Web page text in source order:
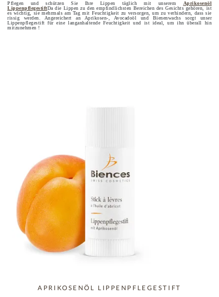
Pflegen und schützen Sie Ihre Lippen täglich mit unserem Aprikosenöl
LippenpflegestiftDa die Lippen zu den empfindlichsten Bereichen des Gesichts gehören, ist
es wichtig, sie mehrmals am Tag mit Feuchtigkeit zu versorgen, um zu verhindern, dass sie
rissig werden. Angereichert an Aprikosen-, Avocadoöl und Bienenwachs sorgt unser
Lippenpflegestift für eine langanhaltende Feuchtigkeit und ist ideal, um ihn überall hin
mitzunehmen !
APRIKOSENÖL LIPPENPFLEGESTIFT